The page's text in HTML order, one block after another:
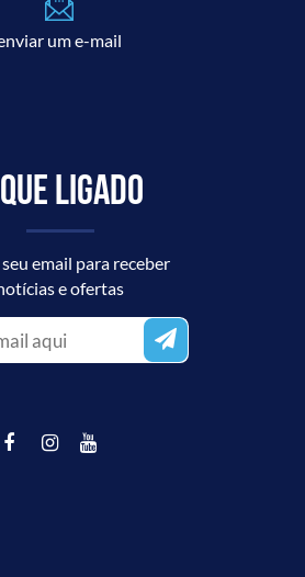
um e-mail
ligado
email para receber
e ofertas